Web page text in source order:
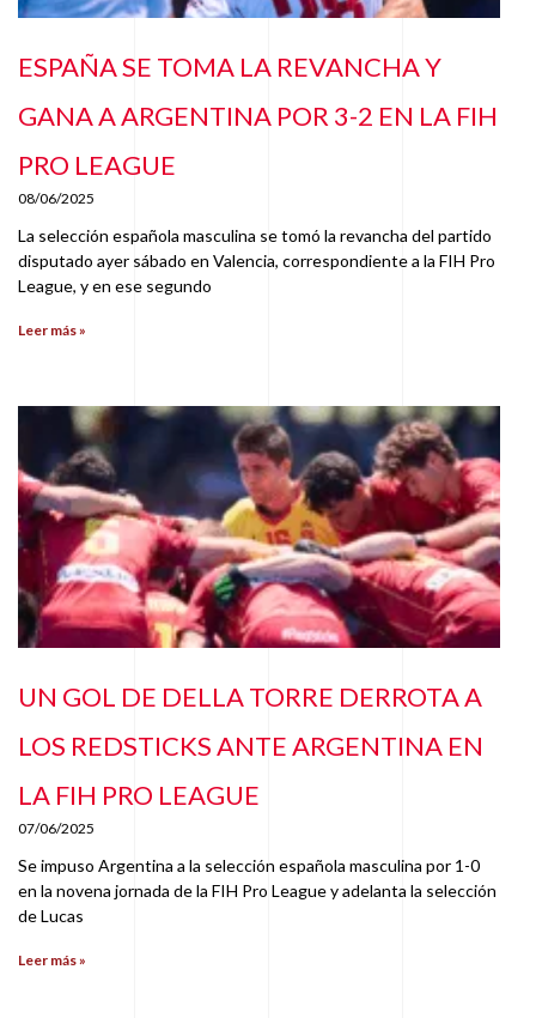
ESPAÑA SE TOMA LA REVANCHA Y
GANA A ARGENTINA POR 3-2 EN LA FIH
PRO LEAGUE
08/06/2025
La selección española masculina se tomó la revancha del partido
disputado ayer sábado en Valencia, correspondiente a la FIH Pro
League, y en ese segundo
Leer más »
UN GOL DE DELLA TORRE DERROTA A
LOS REDSTICKS ANTE ARGENTINA EN
LA FIH PRO LEAGUE
07/06/2025
Se impuso Argentina a la selección española masculina por 1-0
en la novena jornada de la FIH Pro League y adelanta la selección
de Lucas
Leer más »